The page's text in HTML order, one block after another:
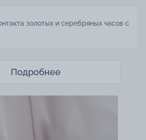
золотых и серебряных часов с
Подробнее